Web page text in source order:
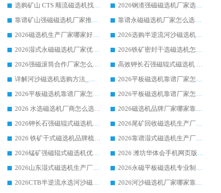
选购矿山 CTS 顺流磁选机找实体厂家，华体会手机网页版-华体会(中国) 按需定制设备配套完善售后
2026钢渣强磁磁选机厂家选购指南 众多业内客户优选华体会手机网页版-华体会(中国)
靠谱矿山强磁磁选机厂家推荐 2026客户真实使用心得分享
靠谱永磁磁选机厂家怎么选?福建客户真实体验分享华体会手机网页版-华体会(中国) 品牌
2026磁选机生产厂家哪家好?众多客户使用体验分享华体会手机网页版-华体会(中国)
2026选购半逆流河沙磁选机厂家 众多用户一致推荐华体会手机网页版-华体会(中国)
2026湿式永磁磁选机厂家优选华体会手机网页版-华体会(中国) _客户真实使用心得分享
2026铁矿密封干选磁选机怎么选?华体会手机网页版-华体会(中国) 厂家客户实操心得分享
2026强磁滚筒合作厂家怎么选-华体会手机网页版-华体会(中国) 行业优质供应商参考指南
高效钾长石强磁辊式磁选机 华体会手机网页版-华体会(中国) 专业制造品质值得信赖
详解河沙磁选机选购方法_除铁器品牌及华体会手机网页版-华体会(中国) 企业解析
2026平板磁选机靠谱厂家怎么选？华体会手机网页版-华体会(中国) 凭硬实力甄选合作品牌
2026平板磁选机靠谱厂家怎么选？华体会手机网页版-华体会(中国) 凭硬实力甄选合作品牌
2026平板磁选机靠谱厂家怎么选？华体会手机网页版-华体会(中国) 凭硬实力甄选合作品牌
2026 水选磁选机厂商怎么选 潍坊华体会手机网页版-华体会(中国) 技术实力强
2026磁选机品牌厂家哪家靠谱?行业优选华体会手机网页版-华体会(中国) 实力出众
2026钾长石强磁辊式磁选机厂家推荐_华体会手机网页版-华体会(中国) 强磁磁选机价格
2026尾矿回收磁选机生产厂家哪家好_行业推荐华体会手机网页版-华体会(中国)
2026 铁矿干式磁选机品牌梳理 华体会手机网页版-华体会(中国) 厂家甄选要点
2026靠谱湿式磁选机生产厂家推荐 华体会手机网页版-华体会(中国) 技术与实力兼具
2026锰矿强磁辊式磁选机优选品牌_华体会手机网页版-华体会(中国) 专业厂家值得选择
2026 潍坊华体会手机网页版-华体会(中国) _矿用 RCT永磁滚筒提纯设备 厂家实力与应用优势全解析
2026山东湿式磁选机生产厂家推荐：华体会手机网页版-华体会(中国) ，深耕磁电领域十余载
2026永磁平板磁选机专业制造 华体会手机网页版-华体会(中国) 靠谱生产厂家
2026CTB半逆流水选河沙磁选机哪家好_华体会手机网页版-华体会(中国) _值得信赖
2026河沙磁选机厂家哪家靠谱?华体会手机网页版-华体会(中国) 优质河沙磁选机厂家推荐